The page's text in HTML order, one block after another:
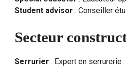
Student advisor : Conseiller
Secteur
Serrurier : Expert en serrurerie